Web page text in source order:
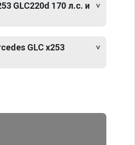
GLC220d 170 л.с. и
GLC x253